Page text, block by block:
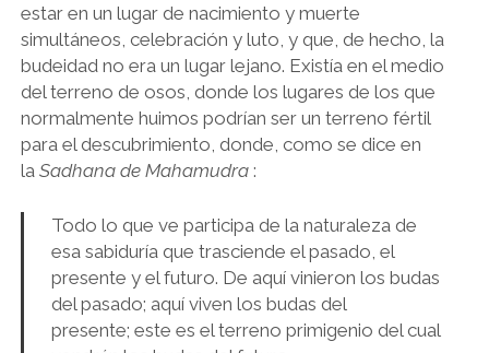
estar en un lugar de nacimiento y muerte
simultáneos, celebración y luto, y que, de hecho, la
budeidad no era un lugar lejano. Existía en el medio
del terreno de osos, donde los lugares de los que
normalmente huimos podrían ser un terreno fértil
para el descubrimiento, donde, como se dice en
la Sadhana de Mahamudra:
Todo lo que ve participa de la naturaleza de
esa sabiduría que trasciende el pasado, el
presente y el futuro. De aquí vinieron los budas
del pasado; aquí viven los budas del
presente; este es el terreno primigenio del cual